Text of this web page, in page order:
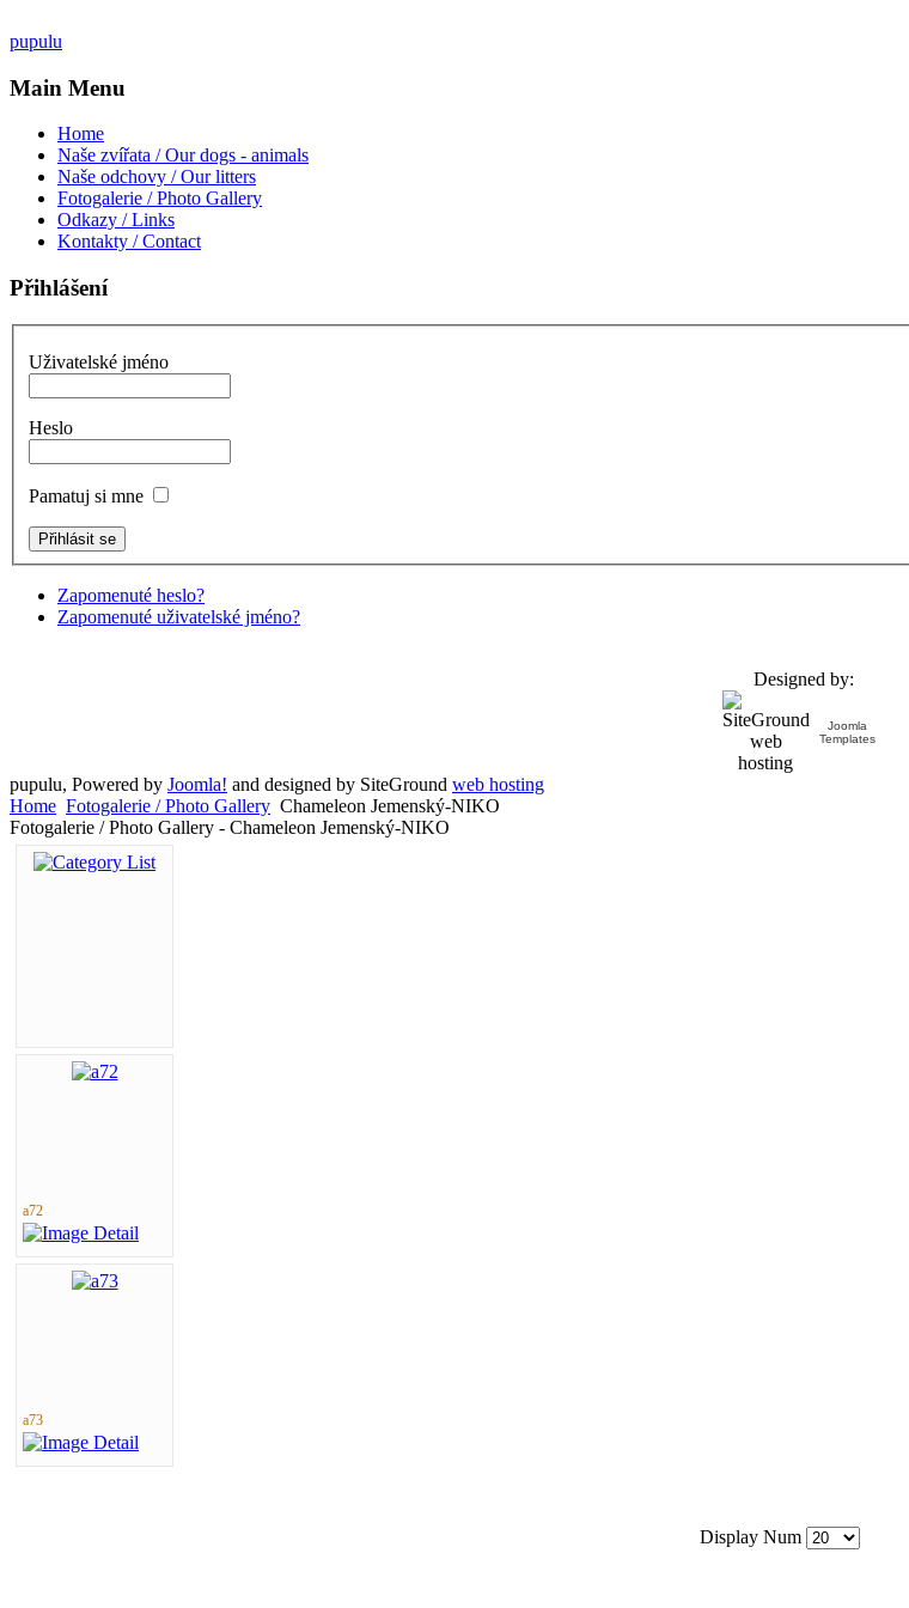
pupulu
Main Menu
Home
Naše zvířata / Our dogs - animals
Naše odchovy / Our litters
Fotogalerie / Photo Gallery
Odkazy / Links
Kontakty / Contact
Přihlášení
Uživatelské jméno
Heslo
Pamatuj si mne
Zapomenuté heslo?
Zapomenuté uživatelské jméno?
Designed by:
Joomla
Templates
pupulu, Powered by Joomla! and designed by SiteGround web hosting
Home Fotogalerie / Photo Gallery Chameleon Jemenský-NIKO
Fotogalerie / Photo Gallery - Chameleon Jemenský-NIKO
a72
a73
Display Num